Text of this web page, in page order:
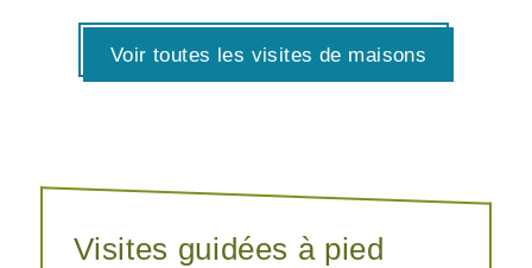
Voir toutes les visites de maisons
Visites guidées à pied